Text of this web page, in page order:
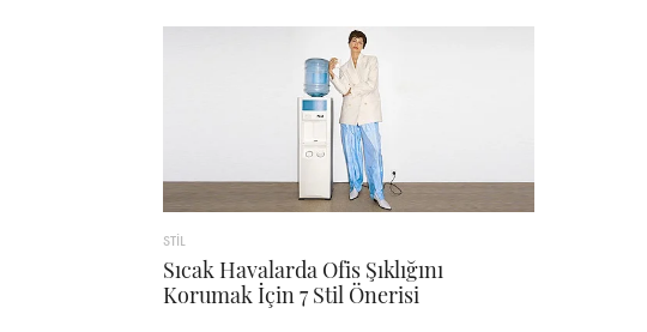
STİL
Sıcak Havalarda Ofis Şıklığını
Korumak İçin 7 Stil Önerisi